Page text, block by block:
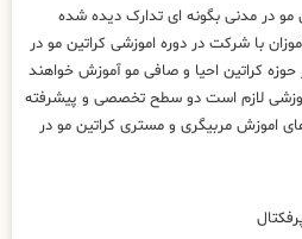
در مدنی بگونه ای تدارک دیده شده
با شرکت در دوره اموزشی کراتین مو در
کراتین احیا و صافی مو آموزش خواهند
لازم است دو سطح تخصصی و پیشرفته
اموزش مربیگری و مستری کراتین مو در